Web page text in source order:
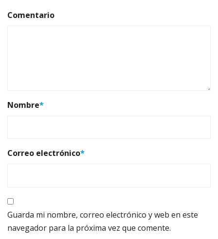
Comentario
Nombre*
Correo electrónico*
Guarda mi nombre, correo electrónico y web en este
navegador para la próxima vez que comente.